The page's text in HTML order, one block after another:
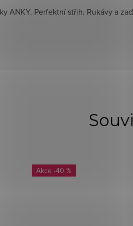
ANKY. Perfektní střih. Rukávy a
-40 %